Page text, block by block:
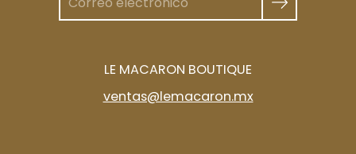
LE MACARON BOUTIQUE
ventas@lemacaron.mx